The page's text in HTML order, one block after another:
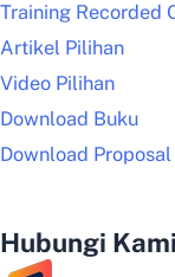
Training Recorded
Artikel Pilihan
Video Pilihan
Download Buku
Download Proposal
Hubungi Kami